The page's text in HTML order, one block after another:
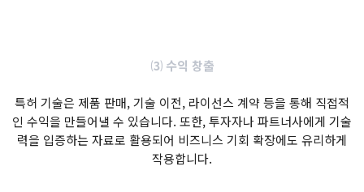
⑶ 수익 창출
특허 기술은 제품 판매, 기술 이전, 라이선스 계약 등을 통해 직접적
인 수익을 만들어낼 수 있습니다. 또한, 투자자나 파트너사에게 기술
력을 입증하는 자료로 활용되어 비즈니스 기회 확장에도 유리하게
작용합니다.